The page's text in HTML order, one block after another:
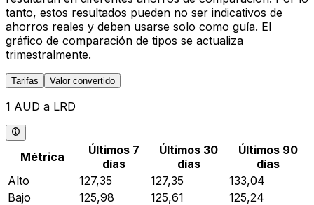
tanto, estos resultados pueden no ser indicativos de
ahorros reales y deben usarse solo como guía. El
gráfico de comparación de tipos se actualiza
trimestralmente.
Tarifas Valor convertido
1 AUD a LRD
Métrica
Últimos 7
días
Últimos 30
días
Últimos 90
días
Alto
127,35 127,35
133,04
Bajo
125,98 125,61
125,24